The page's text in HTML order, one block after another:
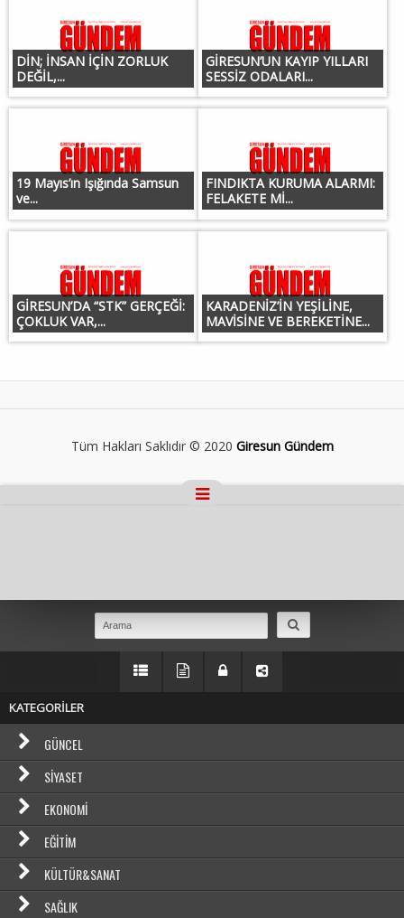
DİN; İNSAN İÇİN ZORLUK
DEĞİL,...
GİRESUN’UN KAYIP YILLARI
SESSİZ ODALARI...
19 Mayıs’ın Işığında Samsun
ve...
FINDIKTA KURUMA ALARMI:
FELAKETE Mİ...
GİRESUN’DA “STK” GERÇEĞİ:
ÇOKLUK VAR,...
KARADENİZ’İN YEŞİLİNE,
MAVİSİNE VE BEREKETİNE...
Tüm Hakları Saklıdır © 2020 Giresun Gündem
KATEGORİLER
GÜNCEL
SIYASET
EKONOMI
EĞITIM
KÜLTÜR&SANAT
SAĞLIK